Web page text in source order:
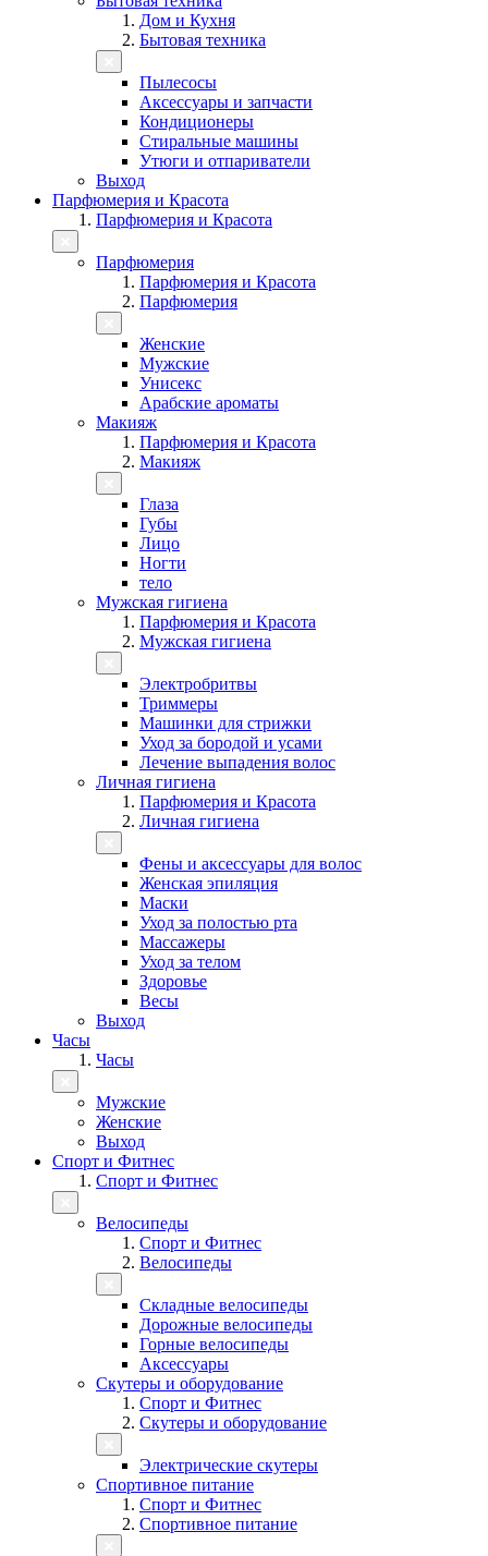
Дом и Кухня
Бытовая техника
Пылесосы
Аксессуары и запчасти
Кондиционеры
Стиральные машины
Утюги и отпариватели
Выход
Парфюмерия и Красота
Парфюмерия и Красота
Парфюмерия
Парфюмерия и Красота
Парфюмерия
Женские
Мужские
Унисекс
Арабские ароматы
Макияж
Парфюмерия и Красота
Макияж
Глаза
Губы
Лицо
Ногти
тело
Мужская гигиена
Парфюмерия и Красота
Мужская гигиена
Электробритвы
Триммеры
Машинки для стрижки
Уход за бородой и усами
Лечение выпадения волос
Личная гигиена
Парфюмерия и Красота
Личная гигиена
Фены и аксессуары для волос
Женская эпиляция
Маски
Уход за полостью рта
Массажеры
Уход за телом
Здоровье
Весы
Выход
Часы
Часы
Мужские
Женские
Выход
Спорт и Фитнес
Спорт и Фитнес
Велосипеды
Спорт и Фитнес
Велосипеды
Складные велосипеды
Дорожные велосипеды
Горные велосипеды
Аксессуары
Скутеры и оборудование
Спорт и Фитнес
Скутеры и оборудование
Электрические скутеры
Спортивное питание
Спорт и Фитнес
Спортивное питание